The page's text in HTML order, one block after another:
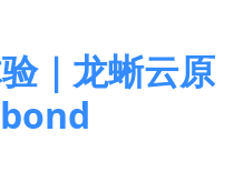
｜龙蜥云原